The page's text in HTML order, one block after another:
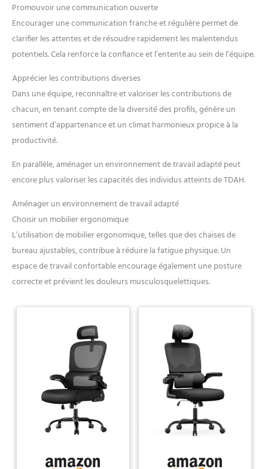
Promouvoir une communication ouverte
Encourager une communication franche et régulière permet de
clarifier les attentes et de résoudre rapidement les malentendus
potentiels. Cela renforce la confiance et l’entente au sein de l’équipe.
Apprécier les contributions diverses
Dans une équipe, reconnaître et valoriser les contributions de
chacun, en tenant compte de la diversité des profils, génère un
sentiment d’appartenance et un climat harmonieux propice à la
productivité.
En parallèle, aménager un environnement de travail adapté peut
encore plus valoriser les capacités des individus atteints de TDAH.
Aménager un environnement de travail adapté
Choisir un mobilier ergonomique
L’utilisation de mobilier ergonomique, telles que des chaises de
bureau ajustables, contribue à réduire la fatigue physique. Un
espace de travail confortable encourage également une posture
correcte et prévient les douleurs musculosquelettiques.